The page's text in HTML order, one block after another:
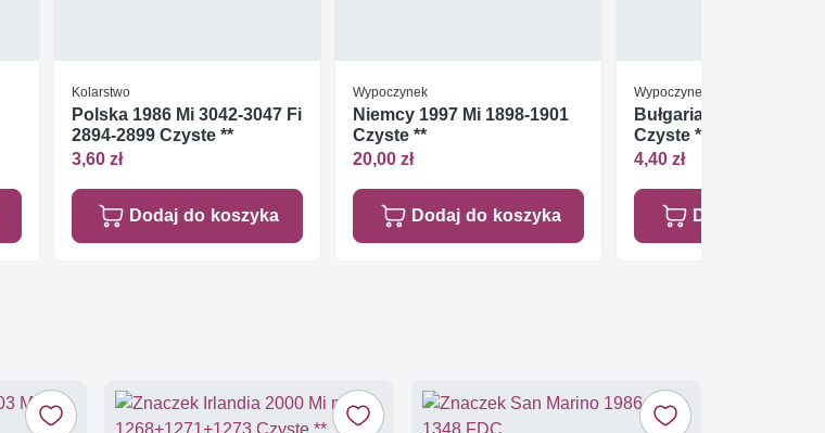
Kolarstwo
Polska 1986 Mi 3042-3047 Fi
2894-2899 Czyste **
3,60 zł
Dodaj do koszyka
Wypoczynek
Niemcy 1997 Mi 1898-1901
Czyste **
20,00 zł
Dodaj do koszyka
Wypoczynek
Bułgaria 1992 Mi bl 221
Czyste **
4,40 zł
Dodaj do